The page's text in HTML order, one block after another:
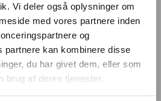
Vi deler også oplysninger om
med vores partnere inden
og
partnere kan kombinere disse
du har givet dem, eller som
brug af deres tjenester.